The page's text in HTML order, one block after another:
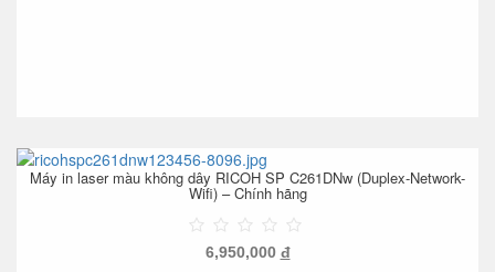
Máy in laser màu không dây RICOH SP C261DNw (Duplex-Network-
Wifi) – Chính hãng
6,950,000 đ